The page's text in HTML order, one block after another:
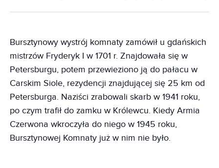
Bursztynowy wystrój komnaty zamówił u gdańskich
mistrzów Fryderyk I w 1701 r. Znajdowała się w
Petersburgu, potem przewieziono ją do pałacu w
Carskim Siole, rezydencji znajdującej się 25 km od
Petersburga. Naziści zrabowali skarb w 1941 roku,
po czym trafił do zamku w Królewcu. Kiedy Armia
Czerwona wkroczyła do niego w 1945 roku,
Bursztynowej Komnaty już w nim nie było.